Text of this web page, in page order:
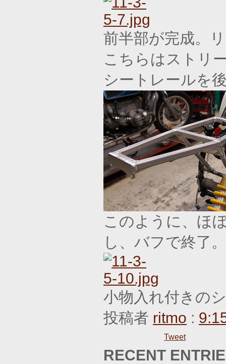
前半部が完成。
こちらはストリ
シートレールを
このように、ほ
し、バフで終了。
小物入れ付きの
投稿者 ritmo :
Tweet
RECENT